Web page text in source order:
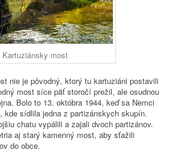
Kartuziánsky most
nie je pôvodný, ktorý tu kartuziáni postavili
most síce päť storočí prežil, ale osudnou
Bolo to 13. októbra 1944, keď sa Nemci
kde sídlila jedna z partizánskych skupín.
chatu vypálili a zajali dvoch partizánov.
aj starý kamenný most, aby sťažili
do obce.